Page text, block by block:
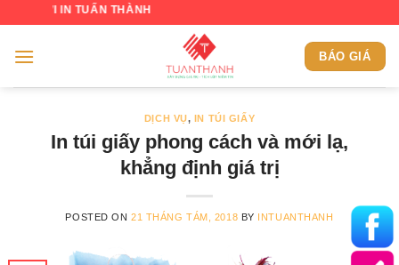
content
TUẤN THÀNH
BÁO GIÁ
DỊCH VỤ, IN TÚI GIẤY
In túi giấy phong cách và mới lạ,
khẳng định giá trị
POSTED ON21 THÁNG TÁM, 2018 BY INTUANTHANH